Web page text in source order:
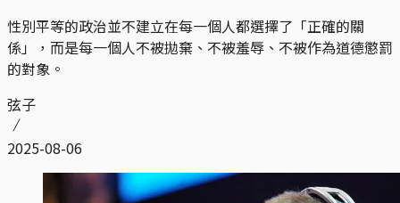
性別平等的政治並不建立在每一個人都選擇了「正確的關
係」，而是每一個人不被拋棄、不被羞辱、不被作為道德懲罰
的對象。
弦子
2025-08-06